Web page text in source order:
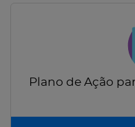
Plano de Ação